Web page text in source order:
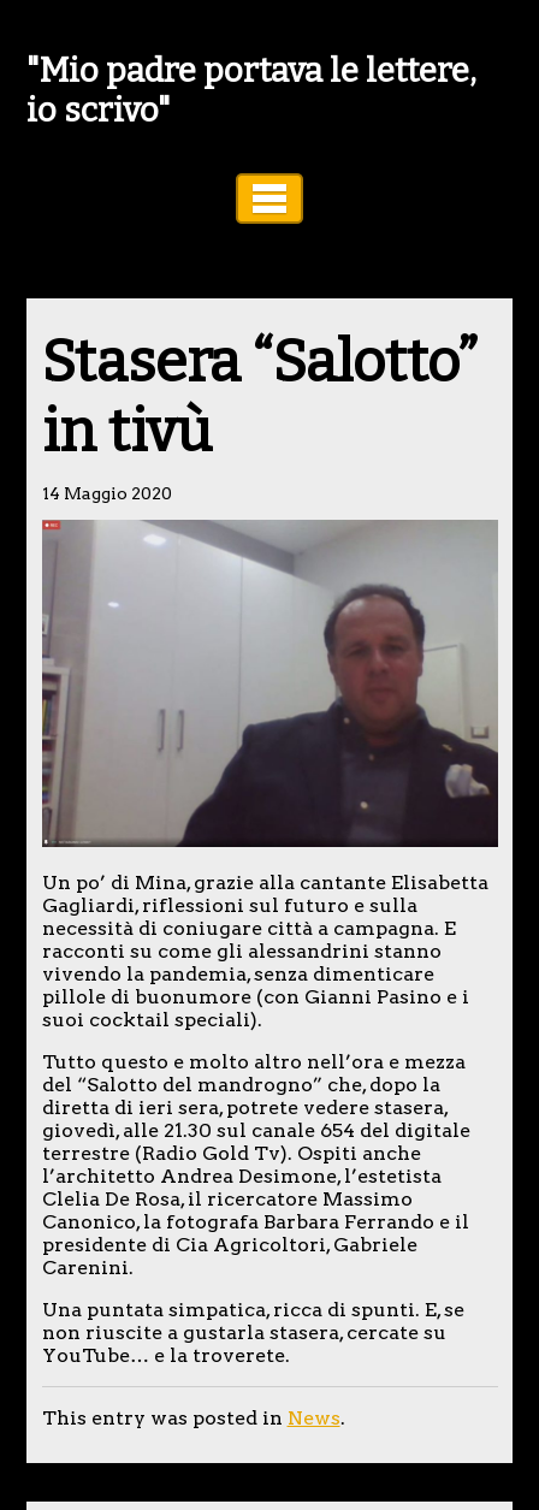
"Mio padre portava le lettere,
io scrivo"
Stasera “Salotto”
in tivù
14 Maggio 2020
Un po’ di Mina, grazie alla cantante Elisabetta
Gagliardi, riflessioni sul futuro e sulla
necessità di coniugare città a campagna. E
racconti su come gli alessandrini stanno
vivendo la pandemia, senza dimenticare
pillole di buonumore (con Gianni Pasino e i
suoi cocktail speciali).
Tutto questo e molto altro nell’ora e mezza
del “Salotto del mandrogno” che, dopo la
diretta di ieri sera, potrete vedere stasera,
giovedì, alle 21.30 sul canale 654 del digitale
terrestre (Radio Gold Tv). Ospiti anche
l’architetto Andrea Desimone, l’estetista
Clelia De Rosa, il ricercatore Massimo
Canonico, la fotografa Barbara Ferrando e il
presidente di Cia Agricoltori, Gabriele
Carenini.
Una puntata simpatica, ricca di spunti. E, se
non riuscite a gustarla stasera, cercate su
YouTube… e la troverete.
This entry was posted in News.